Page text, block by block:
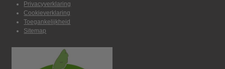
Privacyverklaring
Cookieverklaring
Toegankelijkheid
Sitemap